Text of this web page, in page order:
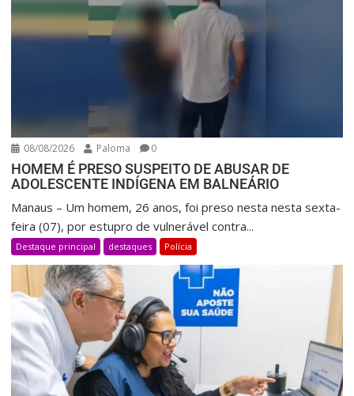
08/08/2026 Paloma 0
HOMEM É PRESO SUSPEITO DE ABUSAR DE
ADOLESCENTE INDÍGENA EM BALNEÁRIO
Manaus – Um homem, 26 anos, foi preso nesta nesta sexta-
feira (07), por estupro de vulnerável contra...
Destaque principal destaques Polícia